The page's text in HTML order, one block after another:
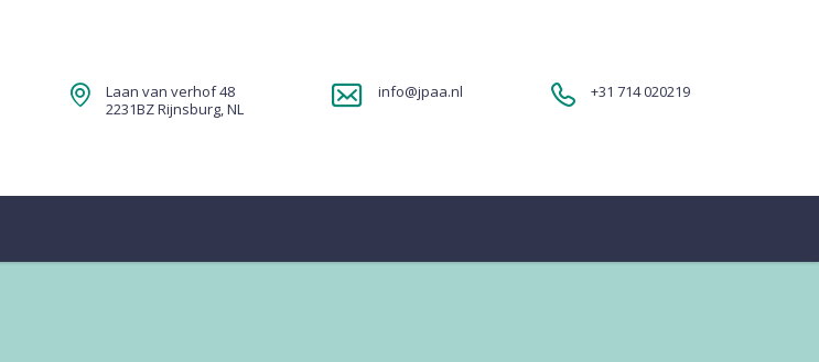
Laan van verhof 48
2231BZ Rijnsburg, NL
info@jpaa.nl +31 714 020219